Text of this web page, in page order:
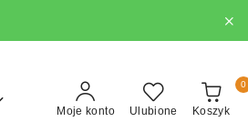
Moje konto Ulubione Koszyk
0